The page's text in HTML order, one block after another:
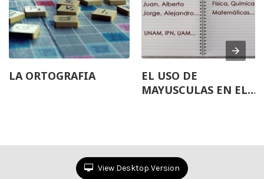
LA ORTOGRAFIA
EL USO DE
MAYUSCULAS EN EL
View Desktop Version